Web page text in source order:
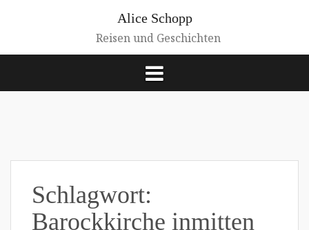
Alice Schopp
Reisen und Geschichten
Schlagwort:
Barockkirche inmitten